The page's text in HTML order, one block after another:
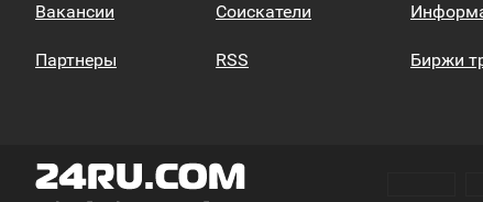
Вакансии
Партнеры
Соискатели
RSS Биржи